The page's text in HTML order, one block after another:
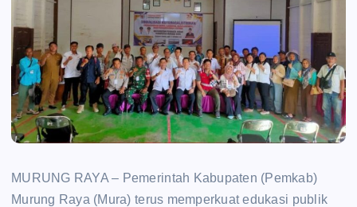
MURUNG RAYA – Pemerintah Kabupaten (Pemkab)
Murung Raya (Mura) terus memperkuat edukasi publik